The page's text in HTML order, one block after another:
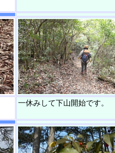
一休みして下山開始です。